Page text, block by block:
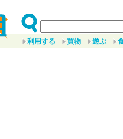
利用する 買物 遊ぶ